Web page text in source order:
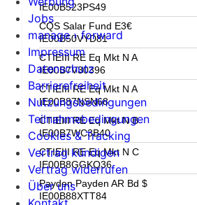
IE00B523PS49
CQS Salar Fund E3€
IE00B50VYD81
CTIEIII RE Eq Mkt N A
IE00B7V30396
CTIEIII RE Eq Mkt N A
IE00B87NSN68
CTIEIII RE Eq Mkt N B
IE00B7WC3B40
CTIEIII RE Eq Mkt N C
IE00B8GGKQ36
Payden Payden AR Bd $
IE00B88XTT84
Jobs
manage › forward
Impressum
Datenschutz
Barrierefreiheit
Nutzungsbedingungen
Teilnahmebedingungen
Cookies & Tracking
Vertrag kündigen
Vertrag widerrufen
Über uns